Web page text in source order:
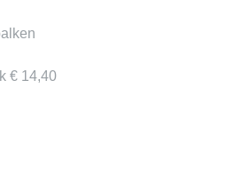
€ 14,40